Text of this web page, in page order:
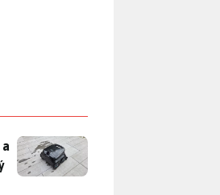
můžete odpočívat. Bazénový